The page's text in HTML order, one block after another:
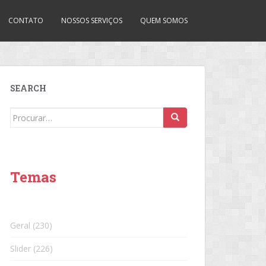
CONTATO NOSSOS SERVIÇOS QUEM SOMOS
SEARCH
Search
Temas
Geral (230)
Slider (226)